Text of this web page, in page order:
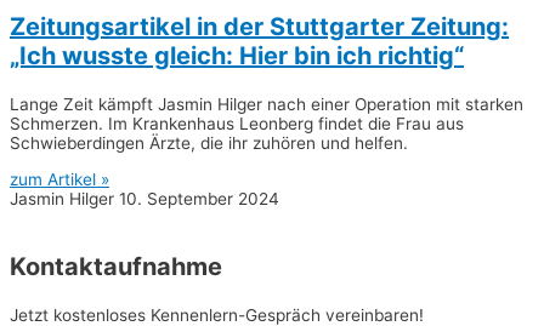
Zeitungsartikel in der Stuttgarter Zeitung:
„Ich wusste gleich: Hier bin ich richtig“
Lange Zeit kämpft Jasmin Hilger nach einer Operation mit starken
Schmerzen. Im Krankenhaus Leonberg findet die Frau aus
Schwieberdingen Ärzte, die ihr zuhören und helfen.
zum Artikel »
Jasmin Hilger 10. September 2024
Kontaktaufnahme
Jetzt kostenloses Kennenlern-Gespräch vereinbaren!